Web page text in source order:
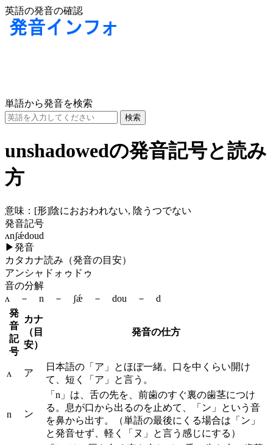
英語の発音の確認
単語から発音を検索
unshadowedの発音記号と読み
方
意味： [形]陰におおわれない, 陰うつでない
発音記号
ʌnʃǽdoud
▶発音
カタカナ読み（発音の目安）
アンシャドォゥドゥ
音の分解
ʌ － n － ʃǽ － dou － d
発
音
記
号
カナ
（目
安）
発音の仕方
ʌ ア
日本語の「ア」とほぼ一緒。口を中くらい開け
て、短く「ア」と言う。
n ン
「n」は、舌の先を、前歯のすぐ裏の歯茎につけ
る。息が口から出るのを止めて、「ン」という音
を鼻から出す。（単語の最後にくる場合は「ン」
と発音せず、軽く「ヌ」と言う感じにする）